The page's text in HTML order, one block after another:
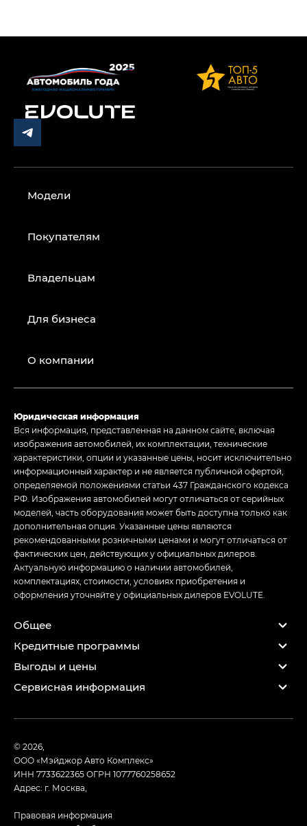
Модели
Покупателям
Владельцам
Для бизнеса
О компании
Юридическая информация
Вся информация, представленная на данном сайте, включая
изображения автомобилей, их комплектации, технические
характеристики, опции и указанные цены, носит исключительно
информационный характер и не является публичной офертой,
определяемой положениями статьи 437 Гражданского кодекса
РФ. Изображения автомобилей могут отличаться от серийных
моделей, часть оборудования может быть доступна только как
дополнительная опция. Указанные цены являются
рекомендованными розничными ценами и могут отличаться от
фактических цен, действующих у официальных дилеров.
Актуальную информацию о наличии автомобилей,
комплектациях, стоимости, условиях приобретения и
оформления уточняйте у официальных дилеров EVOLUTE.
Общее
Кредитные программы
Выгоды и цены
Сервисная информация
© 2026,
ООО «Мэйджор Авто Комплекс»
ИНН 7733622365ОГРН 1077760258652
Адрес: г. Москва,
Правовая информация